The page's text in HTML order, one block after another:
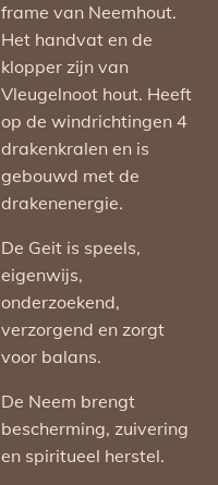
frame van Neemhout.
Het handvat en de
klopper zijn van
Vleugelnoot hout. Heeft
op de windrichtingen 4
drakenkralen en is
gebouwd met de
drakenenergie.
De Geit is speels,
eigenwijs,
onderzoekend,
verzorgend en zorgt
voor balans.
De Neem brengt
bescherming, zuivering
en spiritueel herstel.